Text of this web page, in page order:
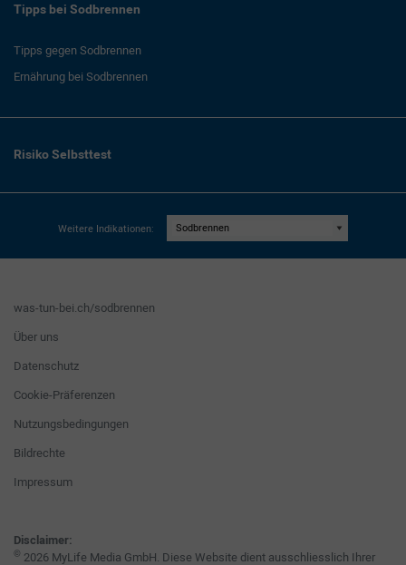
Tipps bei Sodbrennen
Tipps gegen Sodbrennen
Ernährung bei Sodbrennen
Risiko Selbsttest
Weitere Indikationen:
was-tun-bei.ch/sodbrennen
Über uns
Datenschutz
Cookie-Präferenzen
Nutzungsbedingungen
Bildrechte
Impressum
Disclaimer:
© 2026 MyLife Media GmbH. Diese Website dient ausschliesslich Ihrer